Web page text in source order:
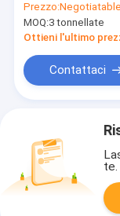
Prezzo:Negotiatable
MOQ:3 tonnellate
Ottieni l'ultimo
Contattaci
te.